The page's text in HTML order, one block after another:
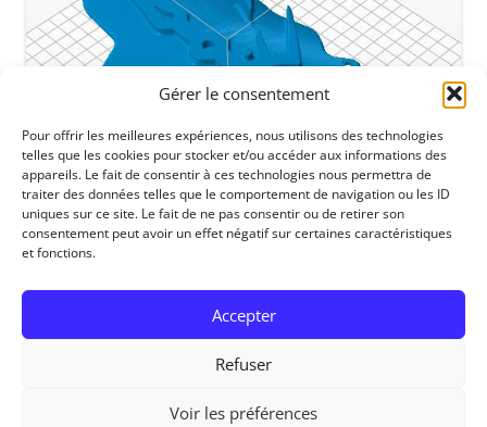
Gérer le consentement
Pour offrir les meilleures expériences, nous utilisons des technologies
telles que les cookies pour stocker et/ou accéder aux informations des
appareils. Le fait de consentir à ces technologies nous permettra de
traiter des données telles que le comportement de navigation ou les ID
uniques sur ce site. Le fait de ne pas consentir ou de retirer son
consentement peut avoir un effet négatif sur certaines caractéristiques
et fonctions.
Accepter
Refuser
Voir les préférences
RedOhm, 2014